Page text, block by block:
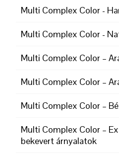
Multi Complex Color -
Multi Complex Color -
Multi Complex Color –
Multi Complex Color –
Multi Complex Color –
Multi Complex Color –
bekevert árnyalatok